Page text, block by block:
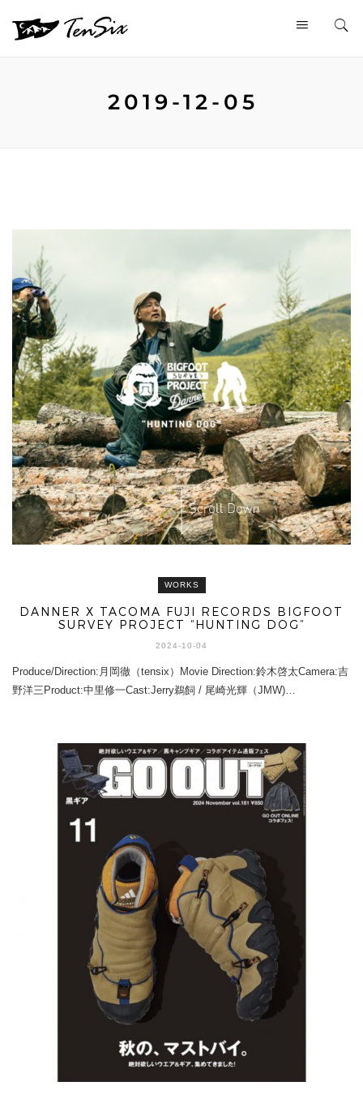
2019-12-05
WORKS
DANNER X TACOMA FUJI RECORDS BIGFOOT
SURVEY PROJECT “HUNTING DOG”
2024-10-04
Produce/Direction:月岡徹（tensix）Movie Direction:鈴木啓太Camera:吉
野洋三Product:中里修一Cast:Jerry鵜飼 / 尾崎光輝（JMW)…